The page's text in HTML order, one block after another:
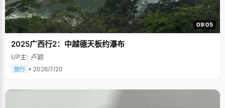
09:05
2025广西行2：中越德天板约瀑布
UP主: 卢颖
旅行 • 2026/7/20